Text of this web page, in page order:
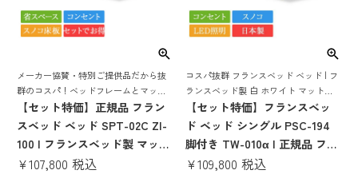
メーカー協賛・特別ご提供品だから抜
群のコスパ！ベッドフレームとマット
レスがセットでお得! 便利なLED照明、
コンセント付き！省スペース型キャビ
【セット特価】正規品 フラン
スベッド ベッド SPT-02C ZI-
100 | フランスベッド製 マット
レス付き マットレスセット ベ
¥107,800 税込
コスパ抜群 フランスベッド ベッド | フ
ランスベッド製 白 ホワイト マットレ
ス付き ベット マットレスセット 脚付
き スノコ すのこ すのこベッド 宮付き
【セット特価】フランスベッ
ド ベッド シングル PSC-194
脚付き TW-010α | 正規品 フラ
ンスベッド製 白 ホワイト マッ
¥109,800 税込